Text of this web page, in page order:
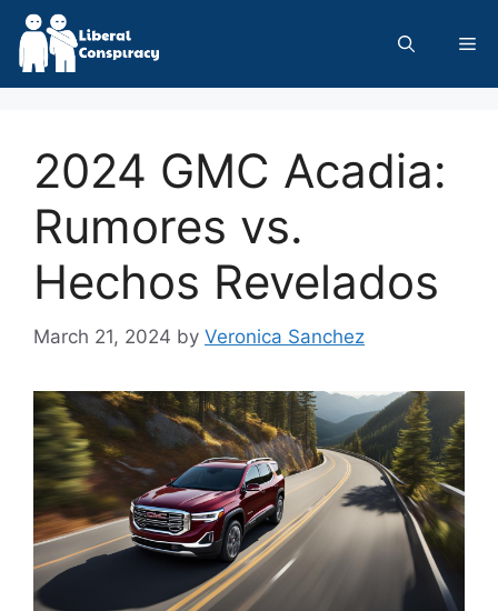
Skip
content
2024 GMC Acadia:
Rumores vs.
Hechos Revelados
March 21, 2024 by Veronica Sanchez